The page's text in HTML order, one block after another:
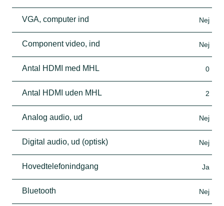
VGA, computer ind Nej
Component video, ind Nej
Antal HDMI med MHL 0
Antal HDMI uden MHL 2
Analog audio, ud Nej
Digital audio, ud (optisk) Nej
Hovedtelefonindgang Ja
Bluetooth Nej